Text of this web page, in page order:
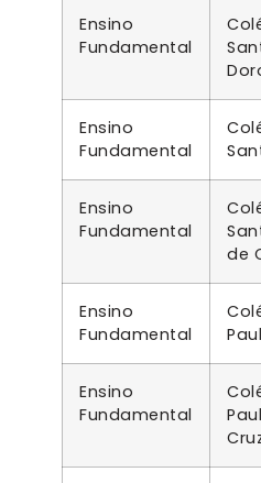
Ensino
Fundamental
Ensino
Fundamental
Ensino
Fundamental
de
Ensino
Fundamental
Ensino
Fundamental